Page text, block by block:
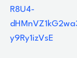
R8U4-
y9Ry1izVsE